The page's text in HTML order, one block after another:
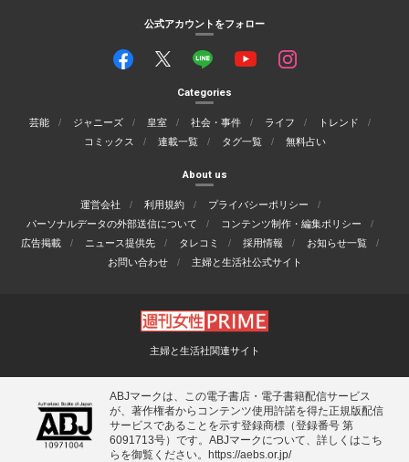
公式アカウントをフォロー
Categories
芸能 ジャニーズ 皇室 社会・事件 ライフ
トレンド
コミックス
連載一覧 タグ一覧 無料占い
About us
運営会社 利用規約
プライバシーポリシー
パーソナルデータの外部送信について
コンテンツ制作・編集ポリシー
広告掲載
ニュース提供先 タレコミ 採用情報
お知らせ一覧
お問い合わせ
主婦と生活社公式サイト
主婦と生活社関連サイト
ABJマークは、この電子書店・電子書籍配信サービス
が、著作権者からコンテンツ使用許諾を得た正規版配信
サービスであることを示す登録商標（登録番号 第
6091713号）です。ABJマークについて、詳しくはこち
らを御覧ください。 https://aebs.or.jp/